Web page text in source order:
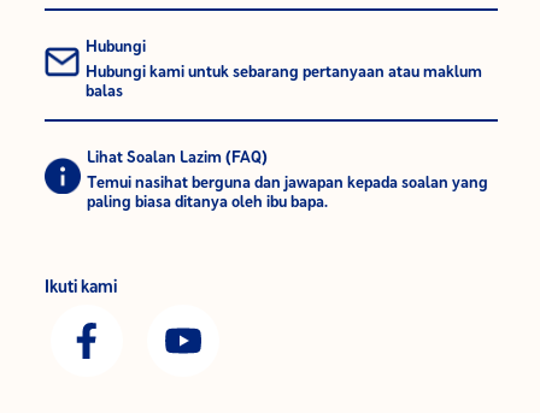
Hubungi
Hubungi kami untuk sebarang pertanyaan atau maklum
balas
Lihat Soalan Lazim (FAQ)
Temui nasihat berguna dan jawapan kepada soalan yang
paling biasa ditanya oleh ibu bapa.
Ikuti kami